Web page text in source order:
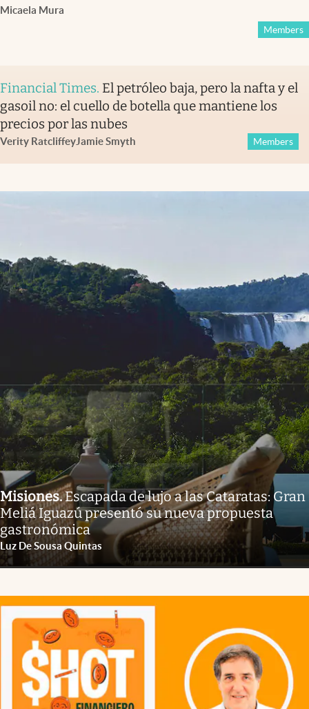
Micaela Mura
Members
Financial Times. El petróleo baja, pero la nafta y el
gasoil no: el cuello de botella que mantiene los
precios por las nubes
Verity RatcliffeyJamie Smyth Members
Misiones.Escapada de lujo a las Cataratas: Gran
Meliá Iguazú presentó su nueva propuesta
gastronómica
Luz De Sousa Quintas